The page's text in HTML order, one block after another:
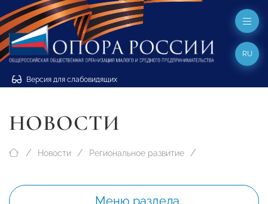
Версия для слабовидящих
RU
НОВОСТИ
Новости Региональное развитие
Меню раздела